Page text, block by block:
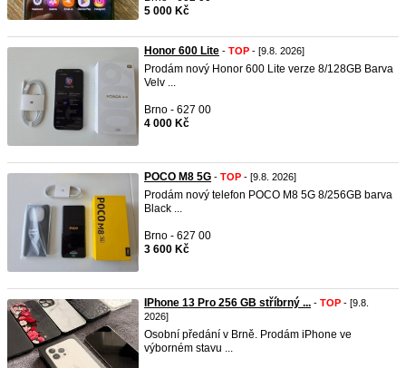
5 000 Kč
Honor 600 Lite - TOP - [9.8. 2026]
Prodám nový Honor 600 Lite verze 8/128GB Barva
Velv ...
Brno - 627 00
4 000 Kč
POCO M8 5G - TOP - [9.8. 2026]
Prodám nový telefon POCO M8 5G 8/256GB barva
Black ...
Brno - 627 00
3 600 Kč
IPhone 13 Pro 256 GB stříbrný ... - TOP - [9.8.
2026]
Osobní předání v Brně. Prodám iPhone ve
výborném stavu ...